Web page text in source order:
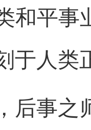
和平事
于人类
后事之